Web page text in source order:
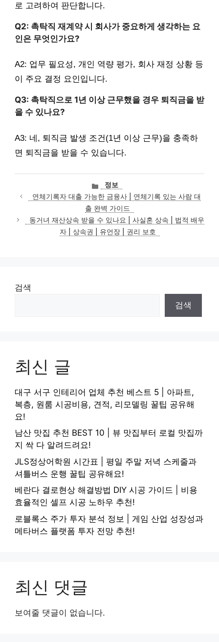
로 고려하여 판단합니다.
Q2: 촉탁직 재계약 시 회사가 중요하게 생각하는 요
인은 무엇인가요?
A2: 업무 필요성, 개인 역량 평가, 회사 재정 상황 등
이 주요 결정 요인입니다.
Q3: 촉탁직으로 1년 이상 근무했을 경우 퇴직금을 받
을 수 있나요?
A3: 네, 퇴직금 발생 조건(1년 이상 근무)을 충족하
면 퇴직금을 받을 수 있습니다.
카
테
고
리
정보
연체기록자 대출 가능한 금융사 | 연체기록 있는 사람 대
출 완벽 가이드
동거녀 재산상속 받을 수 있나요 | 사실혼 상속 | 법적 배우
자 | 상속권 | 유언장 | 권리 보호
검색
검색
최신 글
대구 서구 인테리어 업체 추천 베스트 5 | 아파트,
복층, 원룸 시공비용, 견적, 리모델링 꿀팁 공유해
요!
남산 맛집 추천 BEST 10 | 뷰 맛집부터 로컬 맛집까
지 싹 다 알려드려요!
JLS정상어학원 시간표 | 평일 주말 저녁 스케줄과
셔틀버스 운행 꿀팁 공유해요!
베란다 결로현상 해결방법 DIY 시공 가이드 | 비용
효율적인 셀프 시공 노하우 추천!
로블록스 주가 투자 분석 정보 | 게임 산업 성장성과
메타버스 플랫폼 투자 전망 추천!
최신 댓글
보여줄 댓글이 없습니다.